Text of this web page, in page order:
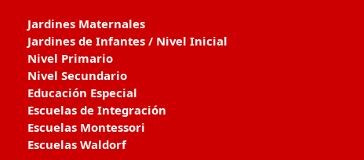
Jardines Maternales
Jardines de Infantes / Nivel Inicial
Nivel Primario
Nivel Secundario
Educación Especial
Escuelas de Integración
Escuelas Montessori
Escuelas Waldorf